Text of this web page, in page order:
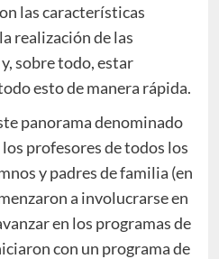
las características
realización de las
sobre todo, estar
esto de manera rápida.
panorama denominado
profesores de todos los
y padres de familia (en
a involucrarse en
en los programas de
con un programa de